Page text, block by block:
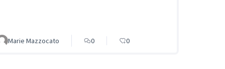
Marie Mazzocato 0 0